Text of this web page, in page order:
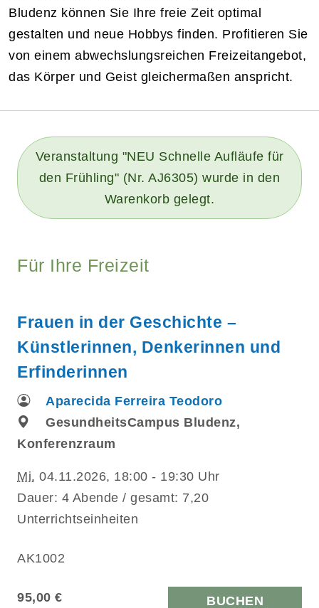
Bludenz können Sie Ihre freie Zeit optimal
gestalten und neue Hobbys finden. Profitieren Sie
von einem abwechslungsreichen Freizeitangebot,
das Körper und Geist gleichermaßen anspricht.
Veranstaltung "NEU Schnelle Aufläufe für
den Frühling" (Nr. AJ6305) wurde in den
Warenkorb gelegt.
Für Ihre Freizeit
Frauen in der Geschichte –
Künstlerinnen, Denkerinnen und
Erfinderinnen
Aparecida Ferreira Teodoro
GesundheitsCampus Bludenz,
Konferenzraum
Mi. 04.11.2026, 18:00 - 19:30 Uhr
Dauer: 4 Abende / gesamt: 7,20
Unterrichtseinheiten
AK1002
95,00 € BUCHEN